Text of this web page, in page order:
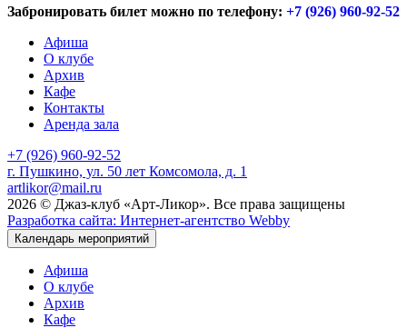
Забронировать билет можно по телефону: +7 (926) 960-92-52
Афиша
О клубе
Архив
Кафе
Контакты
Аренда зала
+7 (926) 960-92-52
г. Пушкино, ул. 50 лет Комсомола, д. 1
artlikor@mail.ru
2026 © Джаз-клуб «Арт-Ликор». Все права защищены
Разработка сайта: Интернет-агентство Webby
Календарь мероприятий
Афиша
О клубе
Архив
Кафе